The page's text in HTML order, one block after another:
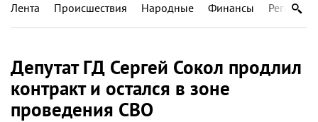
Лента Происшествия Народные Финансы Регионы
Депутат ГД Сергей Сокол продлил
контракт и остался в зоне
проведения СВО